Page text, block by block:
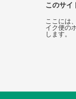
このサイ
ここには
イク便の
します。